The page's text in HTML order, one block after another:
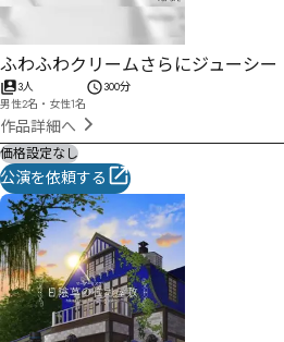
ふわふわクリームさらにジューシー
3人
男性2名・女性1名
300分
作品詳細へ
価格設定なし
公演を依頼する